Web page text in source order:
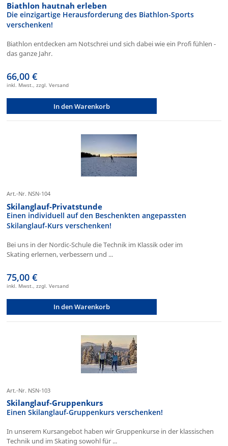
Biathlon hautnah erleben
Die einzigartige Herausforderung des Biathlon-Sports
verschenken!
Biathlon entdecken am Notschrei und sich dabei wie ein Profi fühlen -
das ganze Jahr.
66,00 €
inkl. Mwst., zzgl. Versand
In den Warenkorb
Art.-Nr. NSN-104
Skilanglauf-Privatstunde
Einen individuell auf den Beschenkten angepassten
Skilanglauf-Kurs verschenken!
Bei uns in der Nordic-Schule die Technik im Klassik oder im
Skating erlernen, verbessern und ...
75,00 €
inkl. Mwst., zzgl. Versand
In den Warenkorb
Art.-Nr. NSN-103
Skilanglauf-Gruppenkurs
Einen Skilanglauf-Gruppenkurs verschenken!
In unserem Kursangebot haben wir Gruppenkurse in der klassischen
Technik und im Skating sowohl für ...